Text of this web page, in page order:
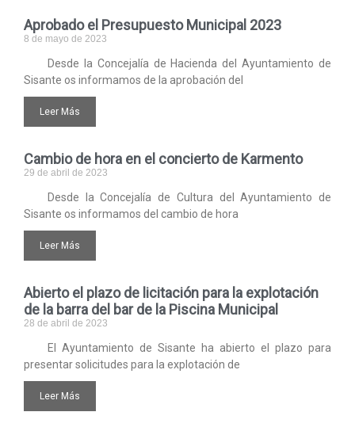
Aprobado el Presupuesto Municipal 2023
8 de mayo de 2023
Desde la Concejalía de Hacienda del Ayuntamiento de
Sisante os informamos de la aprobación del
Leer Más
Cambio de hora en el concierto de Karmento
29 de abril de 2023
Desde la Concejalía de Cultura del Ayuntamiento de
Sisante os informamos del cambio de hora
Leer Más
Abierto el plazo de licitación para la explotación
de la barra del bar de la Piscina Municipal
28 de abril de 2023
El Ayuntamiento de Sisante ha abierto el plazo para
presentar solicitudes para la explotación de
Leer Más